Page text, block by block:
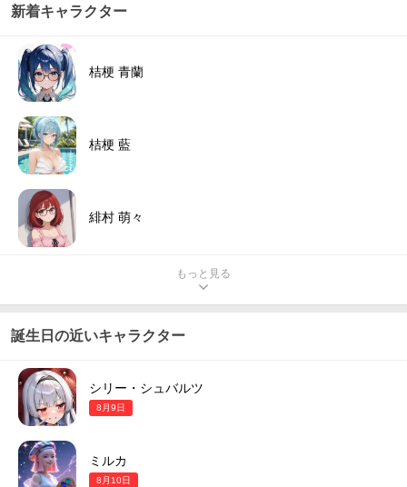
新着キャラクター
桔梗 青蘭
桔梗 藍
緋村 萌々
もっと見る
誕生日の近いキャラクター
シリー・シュバルツ
8月9日
ミルカ
8月10日